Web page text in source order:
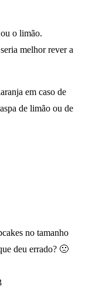
o limão.
melhor rever a
em caso de
de limão ou de
no tamanho
deu errado? 🙁